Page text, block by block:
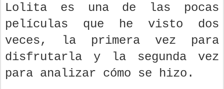
Lolita es una de las pocas
películas que he visto dos
veces, la primera vez para
disfrutarla y la segunda vez
para analizar cómo se hizo.